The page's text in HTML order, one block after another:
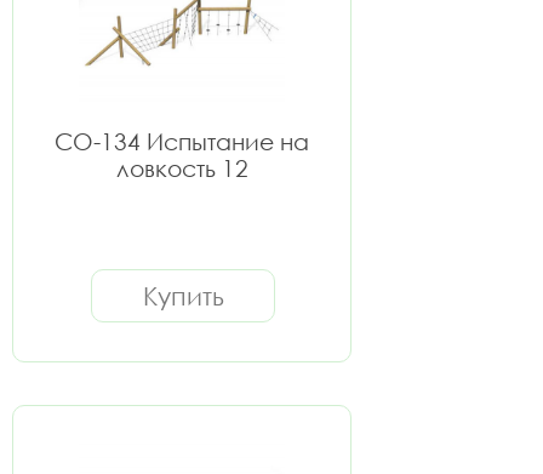
СО-134 Испытание на
ловкость 12
Купить